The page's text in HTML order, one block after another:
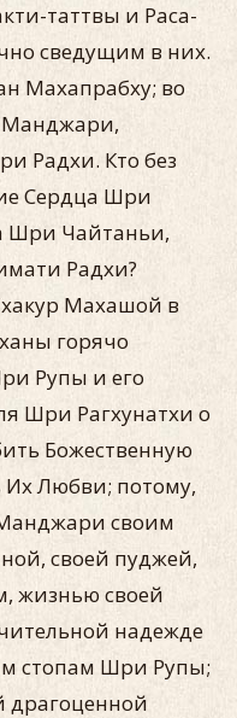
таттвы и Раса-
сведущим в них.
Махапрабху; во
Радхи. Кто без
Сердца Шри
Шри Чайтаньи,
Радхи?
Махашой в
горячо
Рупы и его
Шри Рагхунатхи о
Божественную
Их Любви; потому,
своим
своей пуджей,
жизнью своей
надежде
стопам Шри Рупы;
драгоценной